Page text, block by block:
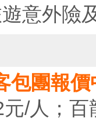
意外險
包團報
/人；